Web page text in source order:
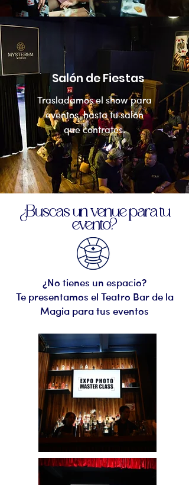
Salón de Fiestas
Trasladamos el show para
eventos hasta tu salón
que contrates.
¿Buscas un venue para tu
evento?
¿No tienes un espacio?
Te presentamos el Teatro Bar de la
Magia para tus eventos